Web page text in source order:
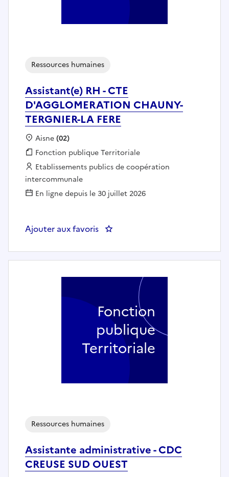
Assistant(e) RH - CTE
D'AGGLOMERATION CHAUNY-
TERGNIER-LA FERE
Ressources humaines
Localisation :
Aisne(02)
Fonction publique :
Fonction publique Territoriale
Employeur :
Etablissements publics de coopération
intercommunale
En ligne depuis le 30 juillet 2026
Ajouter aux favoris : Assistant(e) RH - CTE
Assistante administrative - CDC
CREUSE SUD OUEST
Ressources humaines
Fonction
publique
Territoriale